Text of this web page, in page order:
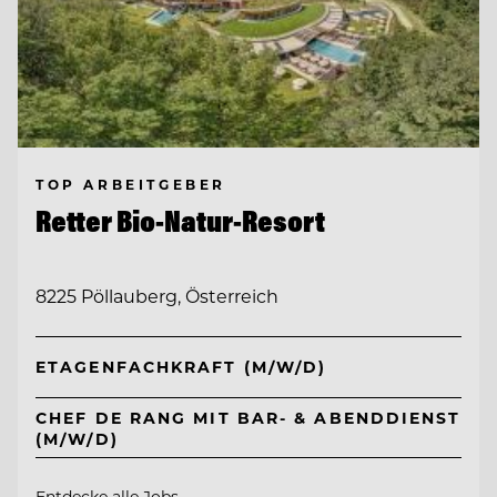
TOP ARBEITGEBER
Retter Bio-Natur-Resort
8225 Pöllauberg, Österreich
ETAGENFACHKRAFT (M/W/D)
CHEF DE RANG MIT BAR- & ABENDDIENST
(M/W/D)